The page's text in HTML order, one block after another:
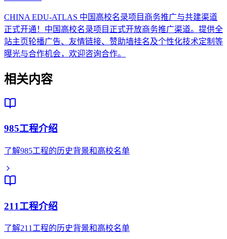
CHINA EDU-ATLAS 中国高校名录项目商务推广与共建渠道
正式开通！中国高校名录项目正式开放商务推广渠道。提供全
站主页轮播广告、友情链接、赞助墙挂名及个性化技术定制等
曝光与合作机会，欢迎咨询合作。
相关内容
985工程介绍
了解985工程的历史背景和高校名单
211工程介绍
了解211工程的历史背景和高校名单